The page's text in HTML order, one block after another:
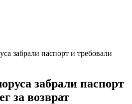
забрали паспорт и требовали
забрали паспорт
за возврат